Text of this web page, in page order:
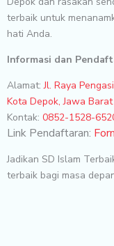
terbaik untuk
hati Anda.
Informasi dan
Alamat:Jl. Raya
Kota Depok, Jawa
Kontak: 0852-1528-
Link Pendaftaran:
Jadikan SD Islam
terbaik bagi masa